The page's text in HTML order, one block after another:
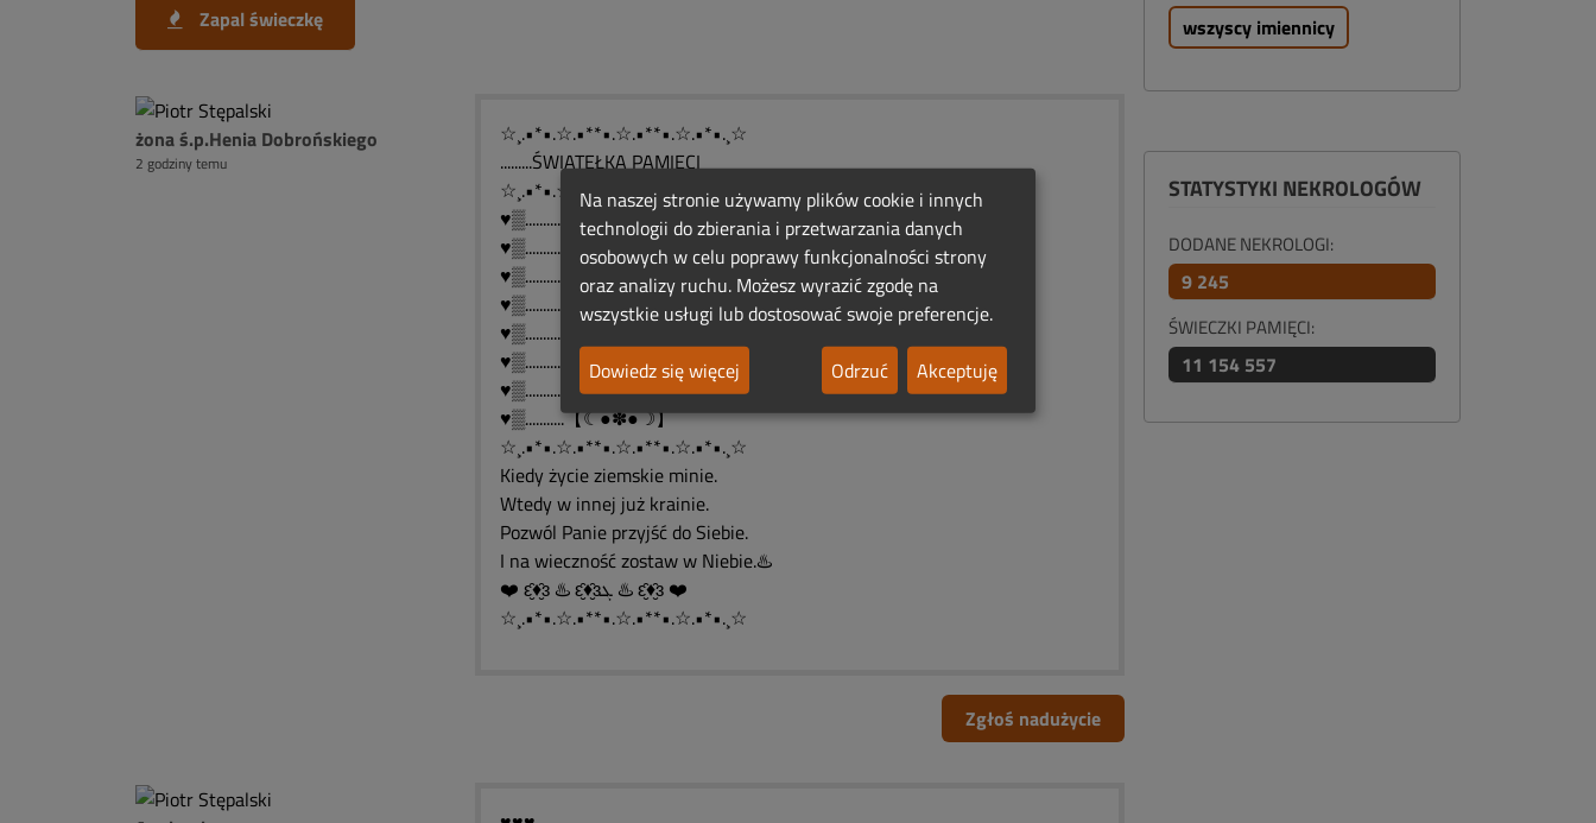
Zapal świeczkę
żona ś.p.Henia Dobrońskiego
2 godziny temu
☆¸.•*•.☆.•**•.☆.•**•.☆.•*•.¸☆
.........ŚWIATEŁKA PAMIĘCI
☆¸.•*•.☆.•**•.☆.•**•.☆.•*•.¸☆
♥▒......................)
♥▒....................(( ))
♥▒...................(((,)))
♥▒..................((( ,)))
♥▒..................((((,))))
♥▒..................[][*][]....
♥▒...........【☾●✽●☽】
♥▒...........【☾●✽●☽】
☆¸.•*•.☆.•**•.☆.•**•.☆.•*•.¸☆
Kiedy życie ziemskie minie.
Wtedy w innej już krainie.
Pozwól Panie przyjść do Siebie.
I na wieczność zostaw w Niebie.♨️
❤️ ԑ̮̑♦̮̑ɜ ♨️ ԑ̮̑♦̮̑ɜܓ ♨️ ԑ̮̑♦̮̑ɜ ❤️
☆¸.•*•.☆.•**•.☆.•**•.☆.•*•.¸☆
Zgłoś nadużycie
wszyscy imiennicy
STATYSTYKI NEKROLOGÓW
DODANE NEKROLOGI:
9 245
ŚWIECZKI PAMIĘCI:
11 154 557
Na naszej stronie używamy plików cookie i innych
technologii do zbierania i przetwarzania danych
osobowych w celu poprawy funkcjonalności strony
oraz analizy ruchu. Możesz wyrazić zgodę na
wszystkie usługi lub dostosować swoje preferencje.
Dowiedz się więcej
Odrzuć Akceptuję